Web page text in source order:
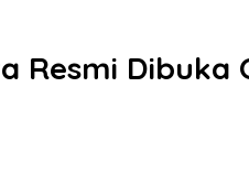
Resmi Dibuka